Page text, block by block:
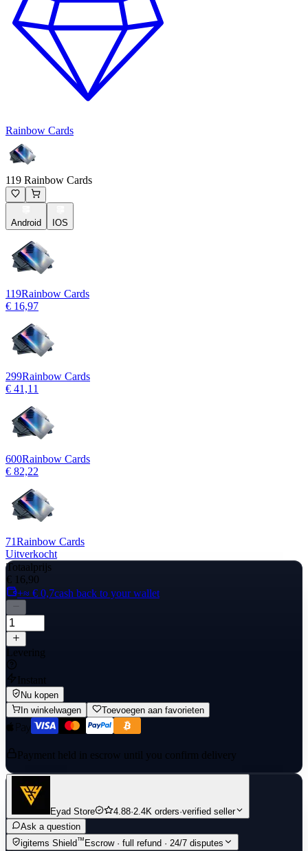
Rainbow Cards
119 Rainbow Cards
Android IOS
119Rainbow Cards
€ 16,97
299Rainbow Cards
€ 41,11
600Rainbow Cards
€ 82,22
71Rainbow Cards
Uitverkocht
Totaalprijs
€ 16,90
+≈ € 0,7cash back to your wallet
Levering
Instant
Nu kopen
In winkelwagen
Toevoegen aan favorieten
Payment held in escrow until you confirm delivery
Eyad Store 4.88·2.4K orders·verified seller
Ask a question
igitems Shield™ Escrow · full refund · 24/7 disputes